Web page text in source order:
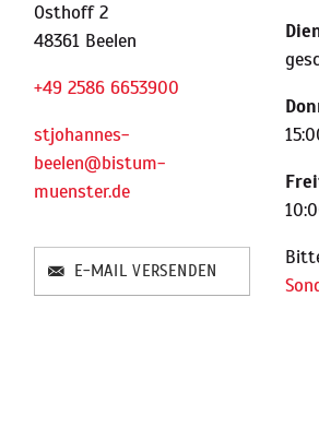
Osthoff 2
48361 Beelen
+49 2586 6653900
stjohannes-
beelen@bistum-
muenster.de
E-MAIL VERSENDEN